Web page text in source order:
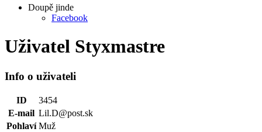
Doupě jinde
Facebook
Uživatel Styxmastre
Info o uživateli
ID
3454
E-mail Lil.D@post.sk
Pohlaví Muž